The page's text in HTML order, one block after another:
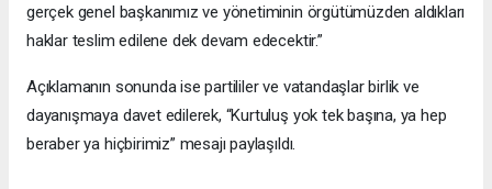
gerçek genel başkanımız ve yönetiminin örgütümüzden aldıkları
haklar teslim edilene dek devam edecektir.”
Açıklamanın sonunda ise partililer ve vatandaşlar birlik ve
dayanışmaya davet edilerek, “Kurtuluş yok tek başına, ya hep
beraber ya hiçbirimiz” mesajı paylaşıldı.